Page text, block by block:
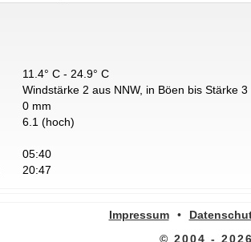
11.4° C - 24.9° C
Windstärke 2 aus NNW, in Böen bis Stärke 3
0 mm
6.1 (hoch)
05:40
20:47
Impressum •
© 2004 - 2026